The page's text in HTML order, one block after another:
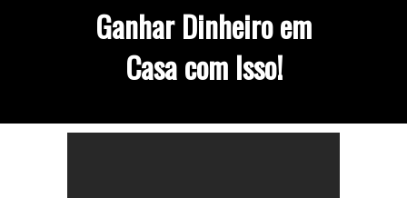
Ganhar Dinheiro em
Casa com Isso!